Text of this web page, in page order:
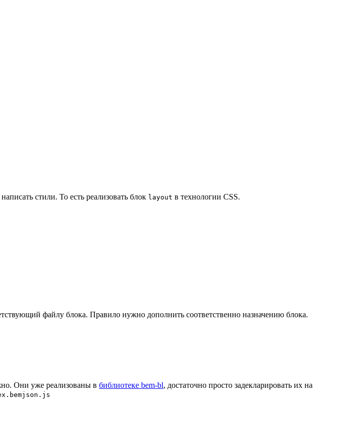
стили. То есть реализовать блок layout в технологии CSS.
файлу блока. Правило нужно дополнить соответственно назначению блока.
Они уже реализованы в библиотеке bem-bl, достаточно просто задекларировать их на